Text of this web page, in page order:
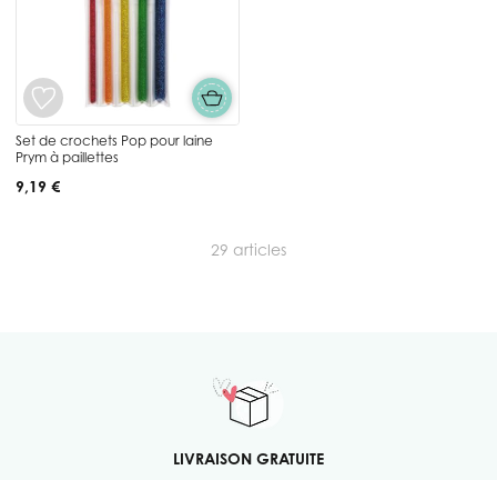
Set de crochets Pop pour laine
Prym à paillettes
9,19 €
29 articles
LIVRAISON GRATUITE